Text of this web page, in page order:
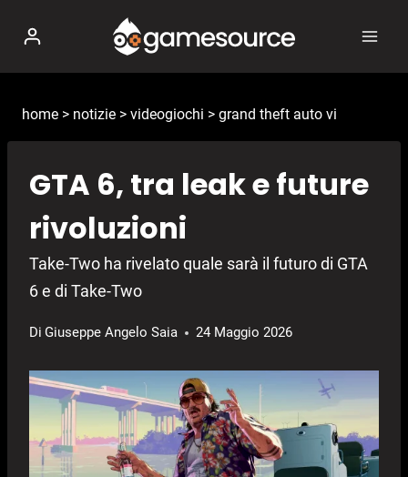
contenuto
home > notizie > videogiochi > grand theft auto vi
GTA 6, tra leak e future
rivoluzioni
Take-Two ha rivelato quale sarà il futuro di GTA
6 e di Take-Two
Di Giuseppe Angelo Saia 24 Maggio 2026